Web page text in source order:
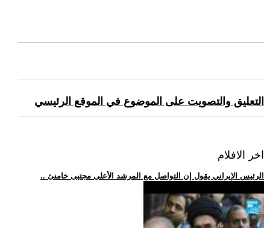
التعليق والتصويت على الموضوع في الموقع الرئيسي
اخر الافلام
.. الرئيس الإيراني يقول إن التواصل مع المرشد الأعلى مجتبى خامنئ